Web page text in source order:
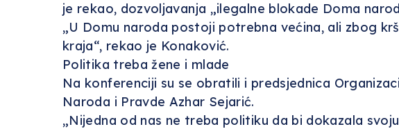
je rekao, dozvoljavanja „ilegalne blokade Doma
„U Domu naroda postoji potrebna većina, ali zbog
kraja“, rekao je Konaković.
Politika treba žene i mlade
Na konferenciji su se obratili i predsjednica
Naroda i Pravde Azhar Sejarić.
„Nijedna od nas ne treba politiku da bi dokazala